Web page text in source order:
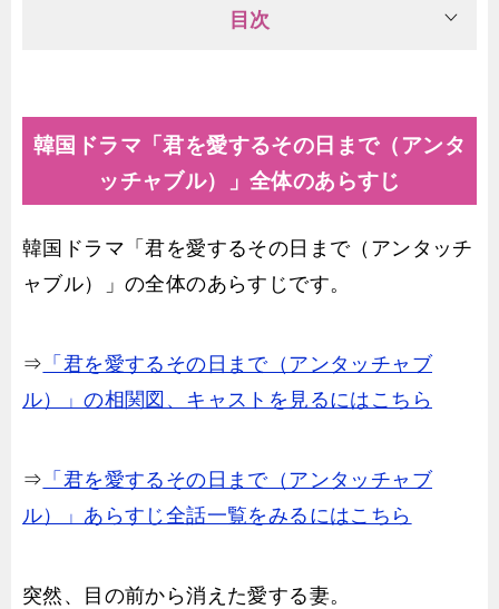
目次
韓国ドラマ「君を愛するその日まで（アンタ
ッチャブル）」全体のあらすじ
韓国ドラマ「君を愛するその日まで（アンタッチ
ャブル）」の全体のあらすじです。
⇒ 「君を愛するその日まで（アンタッチャブ
ル）」の相関図、キャストを見るにはこちら
⇒ 「君を愛するその日まで（アンタッチャブ
ル）」あらすじ全話一覧をみるにはこちら
突然、目の前から消えた愛する妻。